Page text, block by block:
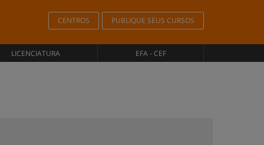
CENTROS PUBLIQUE SEUS CURSOS
LICENCIATURA EFA - CEF